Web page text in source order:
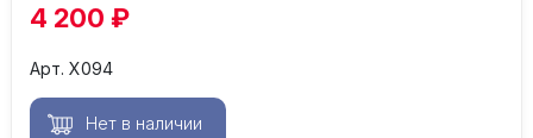
4 200 ₽
Арт. Х094